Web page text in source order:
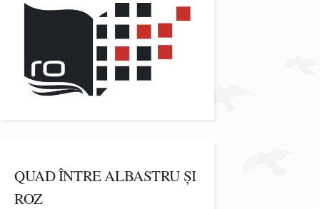
QUAD ÎNTRE ALBASTRU ȘI
ROZ